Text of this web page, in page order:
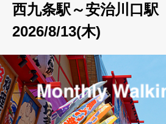
西九条駅～安治川口駅
2026/8/13(木)